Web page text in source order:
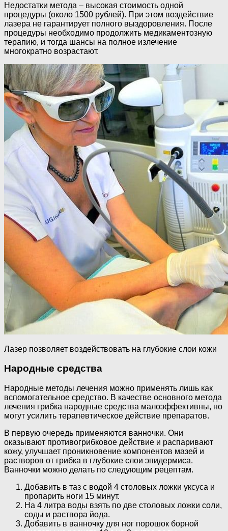
Недостатки метода – высокая стоимость одной
процедуры (около 1500 рублей). При этом воздействие
лазера не гарантирует полного выздоровления. После
процедуры необходимо продолжить медикаментозную
терапию, и тогда шансы на полное излечение
многократно возрастают.
Лазер позволяет воздействовать на глубокие слои кожи
Народные средства
Народные методы лечения можно применять лишь как
вспомогательное средство. В качестве основного метода
лечения грибка народные средства малоэффективны, но
могут усилить терапевтическое действие препаратов.
В первую очередь применяются ванночки. Они
оказывают противогрибковое действие и распаривают
кожу, улучшает проникновение компонентов мазей и
растворов от грибка в глубокие слои эпидермиса.
Ванночки можно делать по следующим рецептам.
Добавить в таз с водой 4 столовых ложки уксуса и
пропарить ноги 15 минут.
На 4 литра воды взять по две столовых ложки соли,
соды и раствора йода.
Добавить в ванночку для ног порошок борной